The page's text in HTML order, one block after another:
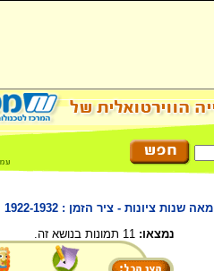
מאה שנות ציונות - ציר הזמן : 1922-1932
נמצאו: